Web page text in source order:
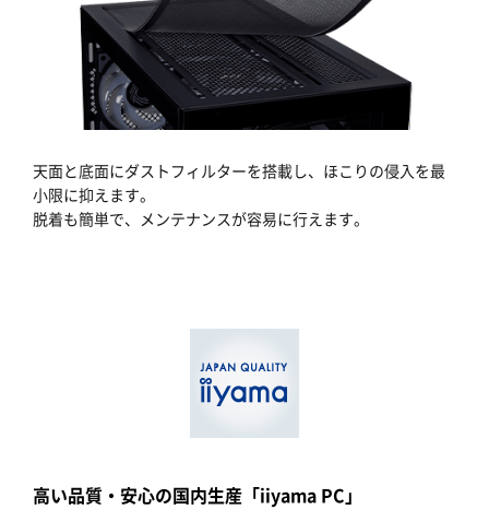
天面と底面にダストフィルターを搭載し、ほこりの侵入を最
小限に抑えます。
脱着も簡単で、メンテナンスが容易に行えます。
高い品質・安心の国内生産「iiyama PC」